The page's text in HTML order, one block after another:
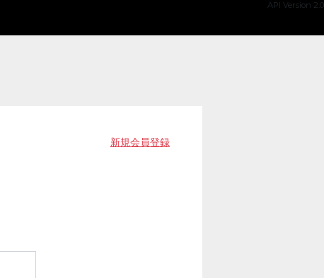
API Version 2.0
新規会員登録